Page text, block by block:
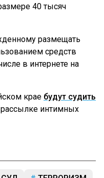
40 тысяч
размещать
средств
в интернете на
крае будут судить
рассылке интимных